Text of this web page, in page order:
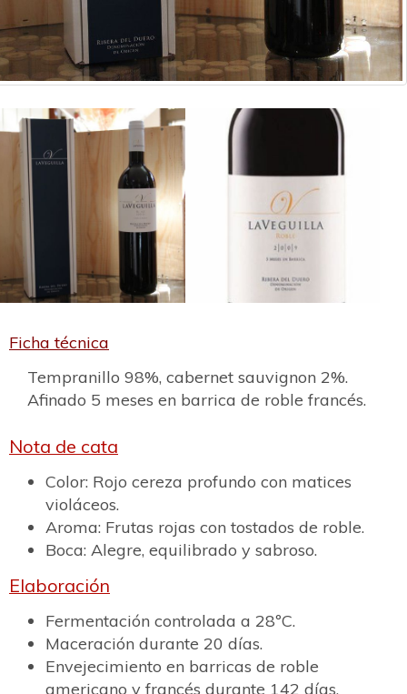
Ficha técnica
Tempranillo 98%, cabernet sauvignon 2%.
Afinado 5 meses en barrica de roble francés.
Nota de cata
Color: Rojo cereza profundo con matices
violáceos.
Aroma: Frutas rojas con tostados de roble.
Boca: Alegre, equilibrado y sabroso.
Elaboración
Fermentación controlada a 28ºC.
Maceración durante 20 días.
Envejecimiento en barricas de roble
americano y francés durante 142 días.